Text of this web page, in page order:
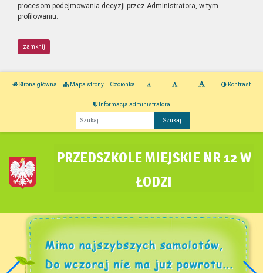
procesom podejmowania decyzji przez Administratora, w tym
profilowaniu.
zamknij
Strona główna Mapa strony Czcionka Kontrast
Informacja administratora
PRZEDSZKOLE MIEJSKIE NR 12 W
ŁODZI